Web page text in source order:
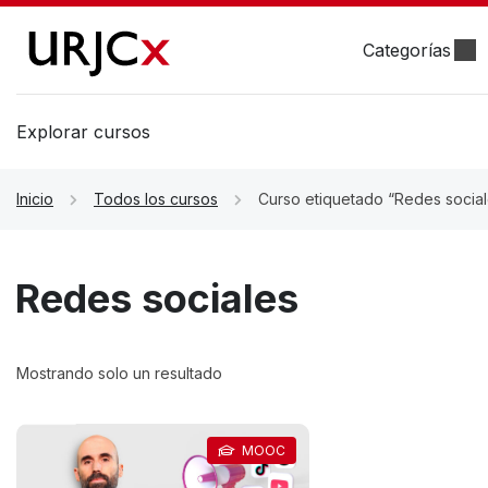
Categorías
Explorar cursos
Inicio Todos los cursos Curso etiquetado “Redes
Redes sociales
Mostrando solo un resultado
MOOC